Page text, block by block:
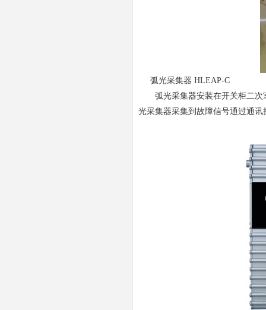
弧光采集器 HLEAP-C
弧光采集器安装在开关柜二次
光采集器采集到故障信号通过通